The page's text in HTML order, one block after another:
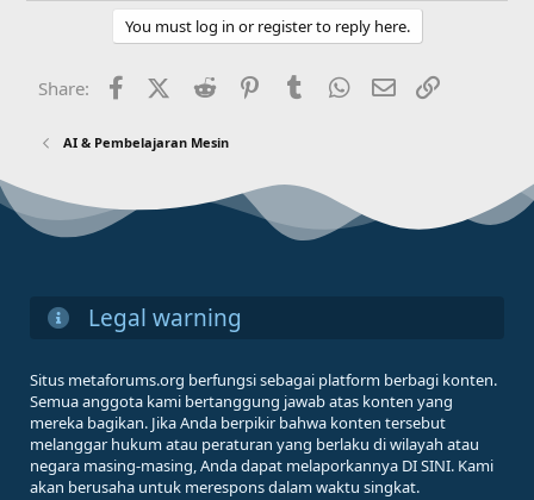
You must log in or register to reply here.
Share: FacebookX (Twitter)
Reddit PinterestTumblr WhatsApp
Email
AI & Pembelajaran Mesin
Legal warning
Situs metaforums.org berfungsi sebagai platform berbagi konten.
Semua anggota kami bertanggung jawab atas konten yang
mereka bagikan. Jika Anda berpikir bahwa konten tersebut
melanggar hukum atau peraturan yang berlaku di wilayah atau
negara masing-masing, Anda dapat melaporkannya DI SINI. Kami
akan berusaha untuk merespons dalam waktu singkat.